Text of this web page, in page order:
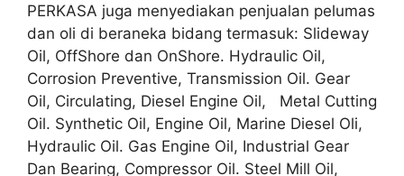
PERKASA juga menyediakan penjualan pelumas
dan oli di beraneka bidang termasuk: Slideway
Oil, OffShore dan OnShore. Hydraulic Oil,
Corrosion Preventive, Transmission Oil. Gear
Oil, Circulating, Diesel Engine Oil, Metal Cutting
Oil. Synthetic Oil, Engine Oil, Marine Diesel Oli,
Hydraulic Oil. Gas Engine Oil, Industrial Gear
Dan Bearing, Compressor Oil. Steel Mill Oil,